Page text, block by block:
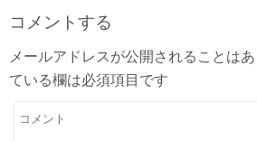
コメントする
メールアドレスが公開されることはあ
ている欄は必須項目です